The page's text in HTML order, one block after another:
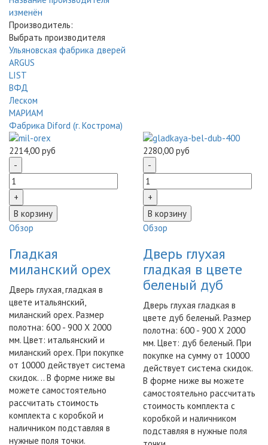
изменён
Производитель:
Выбрать производителя
Ульяновская фабрика дверей
ARGUS
LIST
ВФД
Леском
МАРИАМ
Фабрика Diford (г. Кострома)
2214,00 руб
Обзор
Гладкая
миланский орех
Дверь глухая, гладкая в
цвете итальянский,
миланский орех. Размер
полотна: 600 - 900 Х 2000
мм. Цвет: итальянский и
миланский орех. При покупке
от 10000 действует система
скидок. .. В форме ниже вы
можете самостоятельно
рассчитать стоимость
комплекта с коробкой и
наличником подставляя в
нужные поля точки.
2280,00 руб
Обзор
Дверь глухая
гладкая в цвете
беленый дуб
Дверь глухая гладкая в
цвете дуб беленый. Размер
полотна: 600 - 900 Х 2000
мм. Цвет: дуб беленый. При
покупке на сумму от 10000
действует система скидок.
В форме ниже вы можете
самостоятельно рассчитать
стоимость комплекта с
коробкой и наличником
подставляя в нужные поля